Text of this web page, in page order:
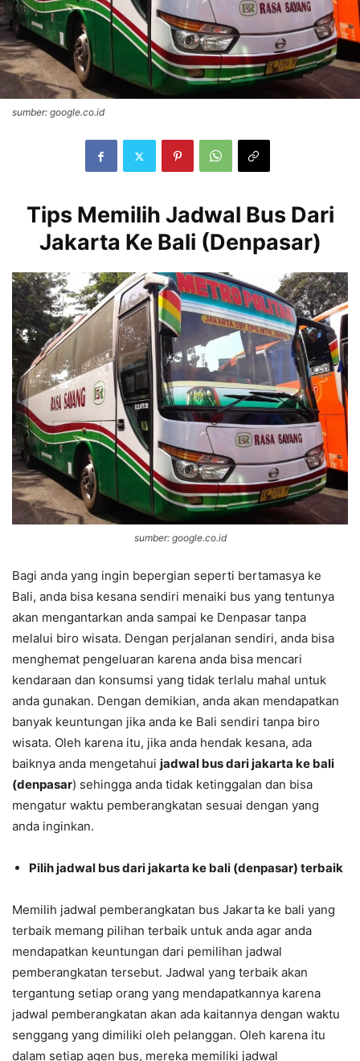
sumber: google.co.id
Tips Memilih Jadwal Bus Dari
Jakarta Ke Bali (Denpasar)
sumber: google.co.id
Bagi anda yang ingin bepergian seperti bertamasya ke
Bali, anda bisa kesana sendiri menaiki bus yang tentunya
akan mengantarkan anda sampai ke Denpasar tanpa
melalui biro wisata. Dengan perjalanan sendiri, anda bisa
menghemat pengeluaran karena anda bisa mencari
kendaraan dan konsumsi yang tidak terlalu mahal untuk
anda gunakan. Dengan demikian, anda akan mendapatkan
banyak keuntungan jika anda ke Bali sendiri tanpa biro
wisata. Oleh karena itu, jika anda hendak kesana, ada
baiknya anda mengetahui jadwal bus dari jakarta ke bali
(denpasar) sehingga anda tidak ketinggalan dan bisa
mengatur waktu pemberangkatan sesuai dengan yang
anda inginkan.
Pilih jadwal bus dari jakarta ke bali (denpasar) terbaik
Memilih jadwal pemberangkatan bus Jakarta ke bali yang
terbaik memang pilihan terbaik untuk anda agar anda
mendapatkan keuntungan dari pemilihan jadwal
pemberangkatan tersebut. Jadwal yang terbaik akan
tergantung setiap orang yang mendapatkannya karena
jadwal pemberangkatan akan ada kaitannya dengan waktu
senggang yang dimiliki oleh pelanggan. Oleh karena itu
dalam setiap agen bus, mereka memiliki jadwal